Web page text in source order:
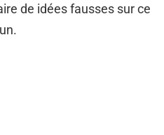
de idées fausses sur ce